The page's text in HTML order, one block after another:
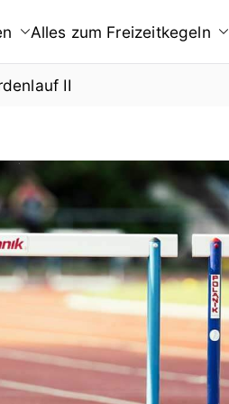
Alles zum Freizeitkegeln
II